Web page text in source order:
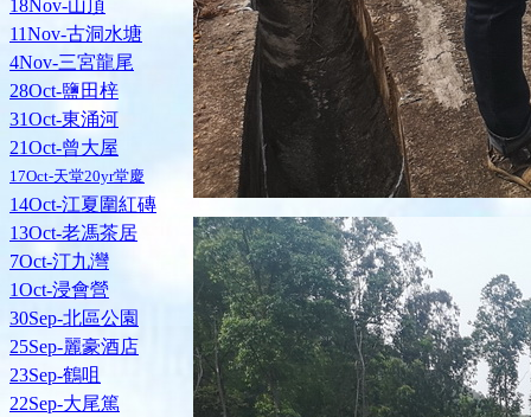
18Nov-山頂
11Nov-古洞水塘
4Nov-三宮龍尾
28Oct-鹽田梓
31Oct-東涌河
21Oct-曾大屋
17Oct-天堂20yr堂慶
14Oct-江夏圍紅磚
13Oct-老馮茶居
7Oct-汀九灣
1Oct-浸會營
30Sep-北區公園
25Sep-麗豪酒店
23Sep-鶴咀
22Sep-大尾篤